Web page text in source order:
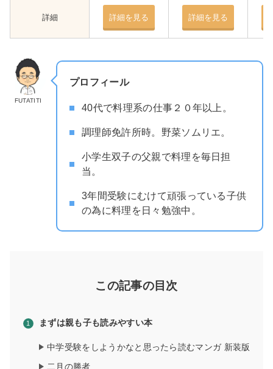
詳細 詳細を見る 詳細を見る
FUTATITI
プロフィール
40代で料理系の仕事２０年以上。
調理師免許所時。野菜ソムリエ。
小学生双子の父親で料理を毎日担
当。
3年間受験にむけて頑張っている子供
の為に料理を日々勉強中。
この記事の目次
まずは親も子も読みやすい本
中学受験をしようかなと思ったら読むマンガ 新装版
二月の勝者